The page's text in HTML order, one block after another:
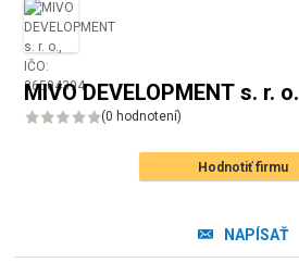
MIVO DEVELOPMENT s. r. o.
(0 hodnotení)
Hodnotiť firmu
NAPÍSAŤ